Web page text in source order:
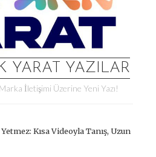
YARAT YAZILAR
İletişimi Üzerine Yeni Yazı!
Kısa Videoyla Tanış, Uzun